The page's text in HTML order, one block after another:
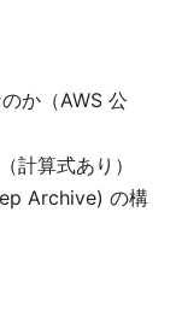
か（AWS 公
計算式あり）
Archive) の構